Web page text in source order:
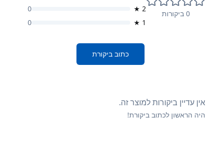
0 ביקורות
2
★
0
1
★
0
כתוב ביקורת
אין עדיין ביקורות למוצר זה.
היה הראשון לכתוב ביקורת!